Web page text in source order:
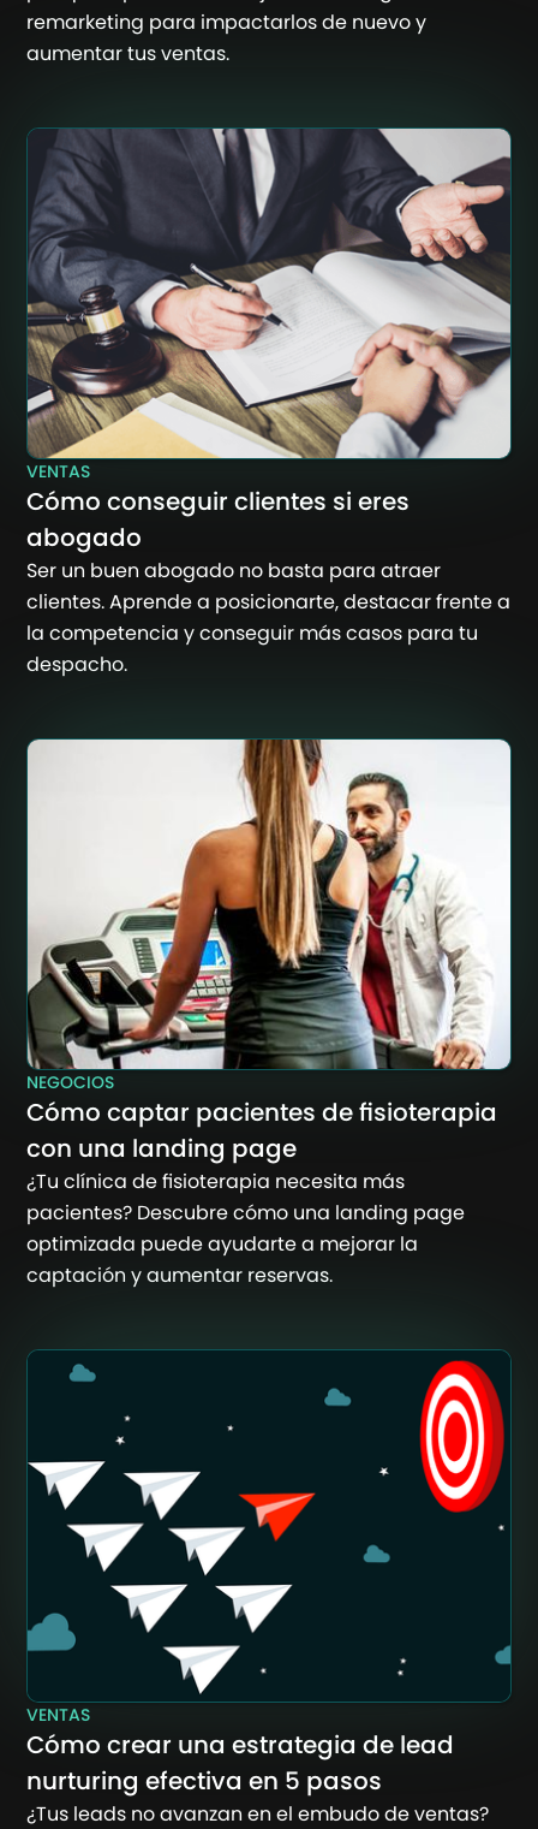
remarketing para impactarlos de nuevo y
aumentar tus ventas.
VENTAS
Cómo conseguir clientes si eres
abogado
Ser un buen abogado no basta para atraer
clientes. Aprende a posicionarte, destacar frente a
la competencia y conseguir más casos para tu
despacho.
NEGOCIOS
Cómo captar pacientes de fisioterapia
con una landing page
¿Tu clínica de fisioterapia necesita más
pacientes? Descubre cómo una landing page
optimizada puede ayudarte a mejorar la
captación y aumentar reservas.
VENTAS
Cómo crear una estrategia de lead
nurturing efectiva en 5 pasos
¿Tus leads no avanzan en el embudo de ventas?